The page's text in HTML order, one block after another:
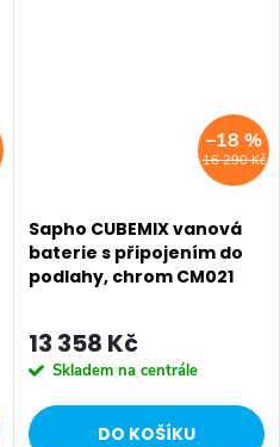
16 290 Kč
–18 %
Sapho CUBEMIX vanová
baterie s připojením do
podlahy, chrom CM021
13 358 Kč
Skladem na centrále
DO KOŠÍKU